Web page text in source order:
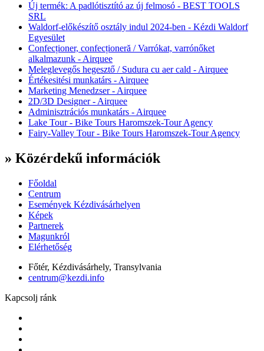
Új termék: A padlótisztító az új felmosó - BEST TOOLS
SRL
Waldorf-előkészítő osztály indul 2024-ben - Kézdi Waldorf
Egyesület
Confecționer, confecționeră / Varrókat, varrónőket
alkalmazunk - Airquee
Meleglevegős hegesztő / Sudura cu aer cald - Airquee
Értékesitési munkatárs - Airquee
Marketing Menedzser - Airquee
2D/3D Designer - Airquee
Adminisztrációs munkatárs - Airquee
Lake Tour - Bike Tours Haromszek-Tour Agency
Fairy-Valley Tour - Bike Tours Haromszek-Tour Agency
» Közérdekű információk
Főoldal
Centrum
Események Kézdivásárhelyen
Képek
Partnerek
Magunkról
Elérhetőség
Főtér, Kézdivásárhely, Transylvania
centrum@kezdi.info
Kapcsolj ránk